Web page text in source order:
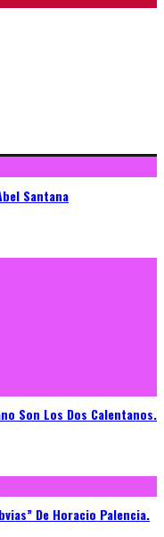
Santana
Son Los Dos Calentanos.
De Horacio Palencia.